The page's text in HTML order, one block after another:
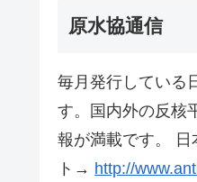
原水協通信
毎月発行している
す。国内外の反核
報が満載です。 日
ト→ http://